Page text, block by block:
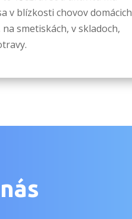
v blízkosti chovov domácich
smetiskách, v skladoch,